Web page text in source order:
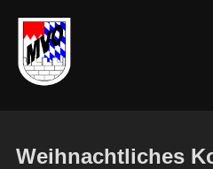
Inhalt
springen
Weihnachtliches